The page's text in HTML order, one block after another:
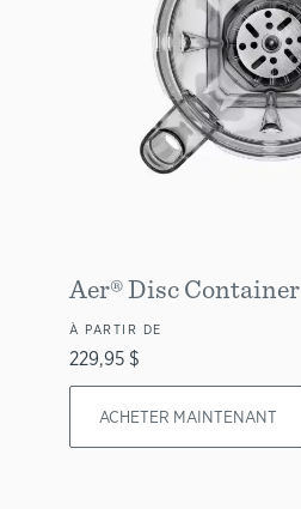
Aer® Disc Container
À PARTIR DE
229,95 $
ACHETER MAINTENANT